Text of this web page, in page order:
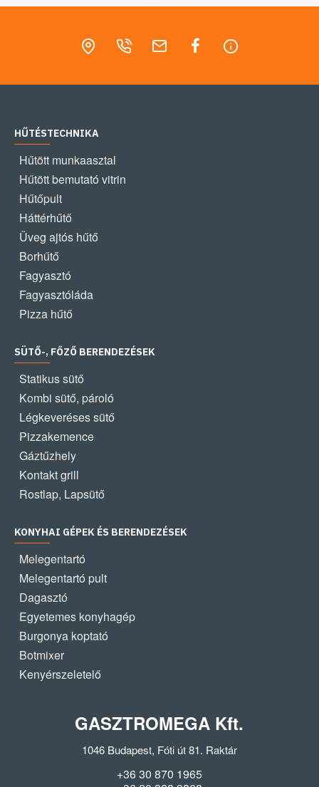
HŰTÉSTECHNIKA
Hűtött munkaasztal
Hűtött bemutató vitrin
Hűtőpult
Háttérhűtő
Üveg ajtós hűtő
Borhűtő
Fagyasztó
Fagyasztóláda
Pizza hűtő
SÜTŐ-, FŐZŐ BERENDEZÉSEK
Statikus sütő
Kombi sütő, pároló
Légkeveréses sütő
Pizzakemence
Gáztűzhely
Kontakt grill
Rostlap, Lapsütő
KONYHAI GÉPEK ÉS BERENDEZÉSEK
Melegentartó
Melegentartó pult
Dagasztó
Egyetemes konyhagép
Burgonya koptató
Botmixer
Kenyérszeletelő
GASZTROMEGA Kft.
1046 Budapest, Fóti út 81. Raktár
+36 30 870 1965